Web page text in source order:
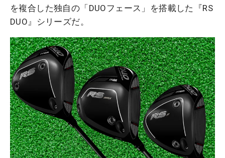
を複合した独自の「DUOフェース」を搭載した『RS
DUO』シリーズだ。